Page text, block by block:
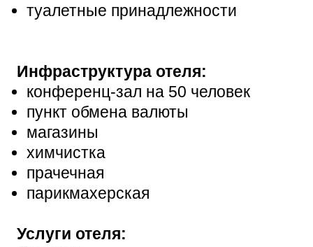
туалетные принадлежности
Инфраструктура отеля:
конференц-зал на 50 человек
пункт обмена валюты
магазины
химчистка
прачечная
парикмахерская
Услуги отеля: